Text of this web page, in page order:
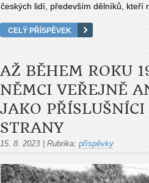
českých lidí, především dělníků, kteří
CELÝ PŘÍSPĚVEK
AŽ BĚHEM ROKU
NĚMCI VEŘEJNĚ
JAKO
STRANY
15. 8. 2023 | Rubrika: příspěvky